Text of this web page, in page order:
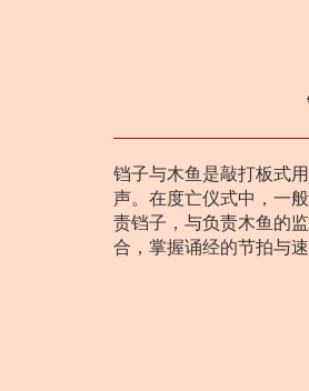
铛子与木鱼是敲打板式
声。在度亡仪式中，一
责铛子，与负责木鱼的
合，掌握诵经的节拍与速